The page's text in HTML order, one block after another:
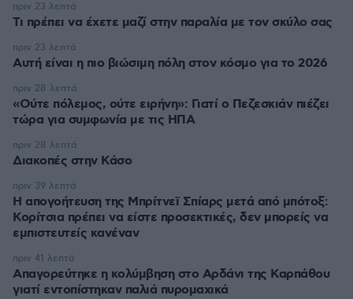
Τι πρέπει να έχετε μαζί στην παραλία με τον σκύλο σας
πριν 23 λεπτά
Αυτή είναι η πιο βιώσιμη πόλη στον κόσμο για το 2026
πριν 23 λεπτά
«Ούτε πόλεμος, ούτε ειρήνη»: Γιατί ο Πεζεσκιάν πιέζει
τώρα για συμφωνία με τις ΗΠΑ
πριν 28 λεπτά
Διακοπές στην Κάσο
πριν 28 λεπτά
Η απογοήτευση της Μπρίτνεϊ Σπίαρς μετά από μπότοξ:
Κορίτσια πρέπει να είστε προσεκτικές, δεν μπορείς να
εμπιστευτείς κανέναν
πριν 39 λεπτά
Απαγορεύτηκε η κολύμβηση στο Αρδάνι της Καρπάθου
γιατί εντοπίστηκαν παλιά πυρομαχικά
πριν 41 λεπτά